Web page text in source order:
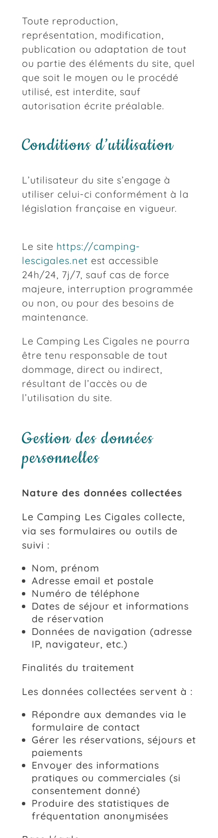
Toute reproduction,
représentation, modification,
publication ou adaptation de tout
ou partie des éléments du site, quel
que soit le moyen ou le procédé
utilisé, est interdite, sauf
autorisation écrite préalable.
Conditions d’utilisation
L’utilisateur du site s’engage à
utiliser celui-ci conformément à la
législation française en vigueur.
Le site https://camping-
lescigales.net est accessible
24h/24, 7j/7, sauf cas de force
majeure, interruption programmée
ou non, ou pour des besoins de
maintenance.
Le Camping Les Cigales ne pourra
être tenu responsable de tout
dommage, direct ou indirect,
résultant de l’accès ou de
l’utilisation du site.
Gestion des données
personnelles
Nature des données collectées
Le Camping Les Cigales collecte,
via ses formulaires ou outils de
suivi :
Nom, prénom
Adresse email et postale
Numéro de téléphone
Dates de séjour et informations
de réservation
Données de navigation (adresse
IP, navigateur, etc.)
Finalités du traitement
Les données collectées servent à :
Répondre aux demandes via le
formulaire de contact
Gérer les réservations, séjours et
paiements
Envoyer des informations
pratiques ou commerciales (si
consentement donné)
Produire des statistiques de
fréquentation anonymisées